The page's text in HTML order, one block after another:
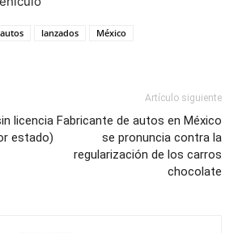
autos lanzados México
licencia
estado)
Artículo siguiente
Fabricante de autos en México
se pronuncia contra la
regularización de los carros
chocolate